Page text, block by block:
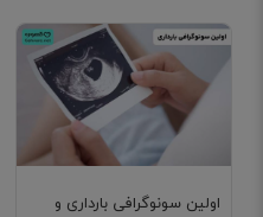
اولین سونوگرافی بارداری و